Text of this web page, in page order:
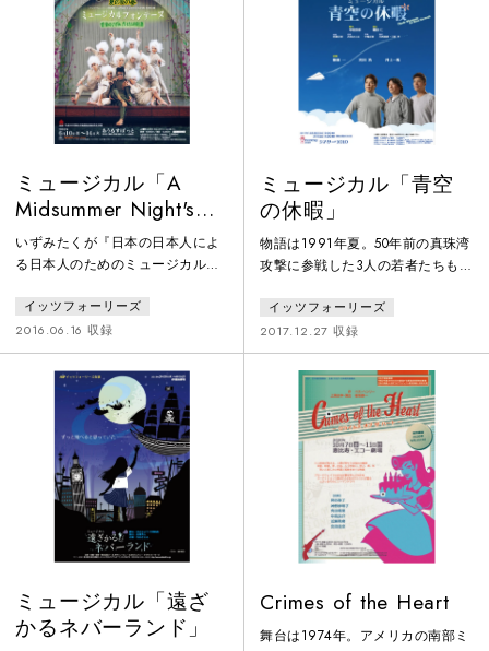
ミュージカル「A
Midsummer Night's
Dream〜夏の夜の
夢〜」
いずみたくが『日本の日本人によ
る日本人のためのミュージカル』
ム・シェイクスピアの作品があり
ました。永きにわたり世界中で広
く演じられてきた古典の台詞劇を
日本人ならではの感性でミュージ
カルにしたものです。いずみたく
が、若かりし頃、共に演劇を作っ
た仲間に、青年劇場の瓜生正美が
います。いずみたくは、瓜生正美
が手掛けた青年劇場の作品の多く
で音楽を担当しています。「A
イッツフォーリーズ
2016.06.16 収録
ミュージカル「青空
の休暇」
物語は1991年夏。50年前の真珠湾
攻撃に参戦した3人の若者たちも、
ールハーバーを見ようと、それぞ
れが胸に深い傷を抱えながら再び
ハワイへ旅立った。そして碧い空
のハワイで、不時着した九七式三
号艦上攻撃機が、ある牧場主によ
って隠されていたことを知るのだ
が……。
イッツフォーリーズ
2017.12.27 収録
ミュージカル「遠ざ
かるネバーランド」
Crimes of the Heart
舞台は1974年。アメリカの南部ミ